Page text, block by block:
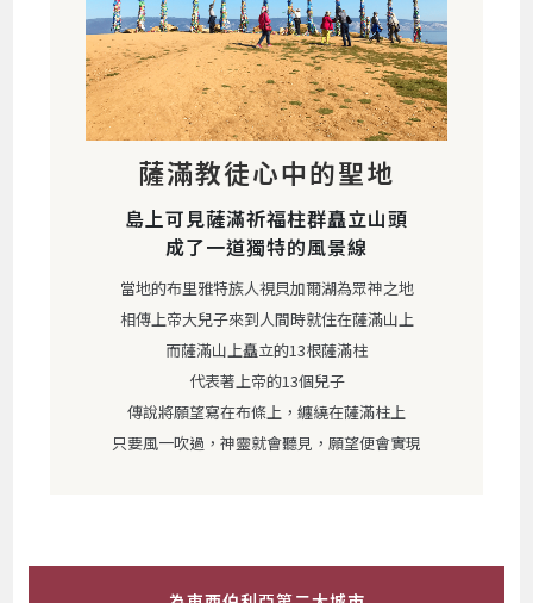
薩滿教徒心中的聖地
島上可見薩滿祈福柱群矗立山頭
成了一道獨特的風景線
當地的布里雅特族人視貝加爾湖為眾神之地
相傳上帝大兒子來到人間時就住在薩滿山上
而薩滿山上矗立的13根薩滿柱
代表著上帝的13個兒子
傳說將願望寫在布條上，纏繞在薩滿柱上
只要風一吹過，神靈就會聽見，願望便會實現